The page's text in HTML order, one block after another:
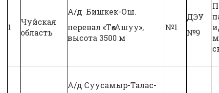
1
Чуйская
область
А/д Бишкек-Ош.
перевал «Төө-Ашуу»,
высота 3500 м
№1
ДЭУ
№9
А/д Суусамыр-Талас-